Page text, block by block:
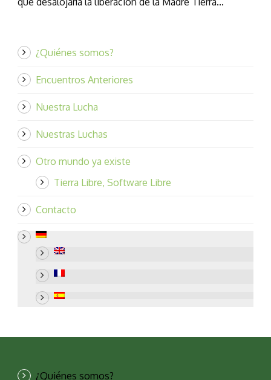
¿Quiénes somos?
Encuentros Anteriores
Nuestra Lucha
Nuestras Luchas
Otro mundo ya existe
Tierra Libre, Software Libre
Contacto
¿Quiénes somos?